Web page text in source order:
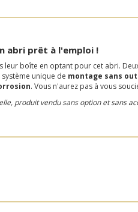
abri prêt à l'emploi !
leur boîte en optant pour cet abri.
système unique de montage sans
. Vous n'aurez pas à vous
produit vendu sans option et sans